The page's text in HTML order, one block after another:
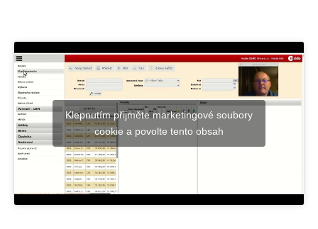
Klepnutím přijměte marketingové soubory
cookie a povolte tento obsah